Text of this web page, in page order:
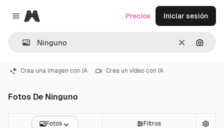
Close menu
Magnific
Borrar
Precios Iniciar sesión
Crea una imagen con IA Crea un vídeo con IA
Fotos De Ninguno
Fotos Filtros